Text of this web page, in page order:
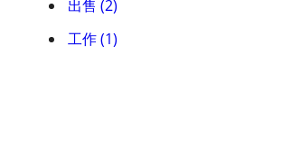
出售 (2)
工作 (1)